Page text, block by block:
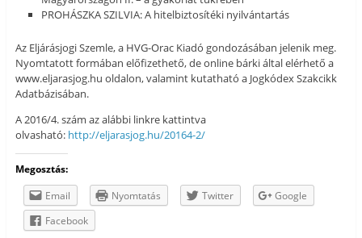
PROHÁSZKA SZILVIA: A hitelbiztosítéki nyilvántartás
Az Eljárásjogi Szemle, a HVG-Orac Kiadó gondozásában jelenik meg.
Nyomtatott formában előfizethető, de online bárki által elérhető a
www.eljarasjog.hu oldalon, valamint kutatható a Jogkódex Szakcikk
Adatbázisában.
A 2016/4. szám az alábbi linkre kattintva
olvasható: http://eljarasjog.hu/20164-2/
Megosztás:
Email
Nyomtatás Twitter
Google
Facebook